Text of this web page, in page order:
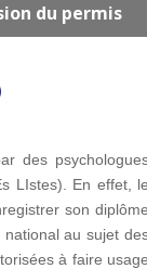
du permis
des
LIstes). En effet, le
son diplôme
national au sujet
à faire usage